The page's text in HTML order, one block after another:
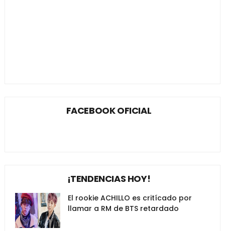
FACEBOOK OFICIAL
¡TENDENCIAS HOY!
El rookie ACHILLO es critícado por
llamar a RM de BTS retardado